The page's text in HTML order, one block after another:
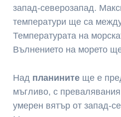
запад-северозапад.
температури ще са
Температурата на
Вълнението на морето
Над планините ще е
мъгливо, с
умерен вятър от запад-